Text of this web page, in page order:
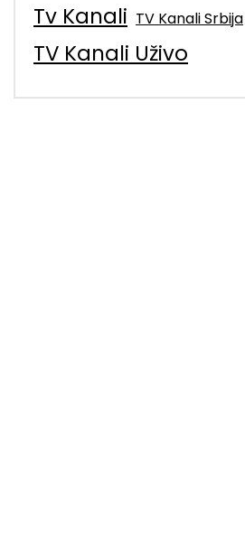
Tv Kanali TV Kanali Srbija
TV Kanali Uživo